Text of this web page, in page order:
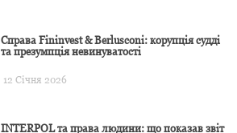
Справа Fininvest & Berlusconi: корупція судді
та презумпція невинуватості
12 Січня 2026
INTERPOL та права людини: що показав звіт